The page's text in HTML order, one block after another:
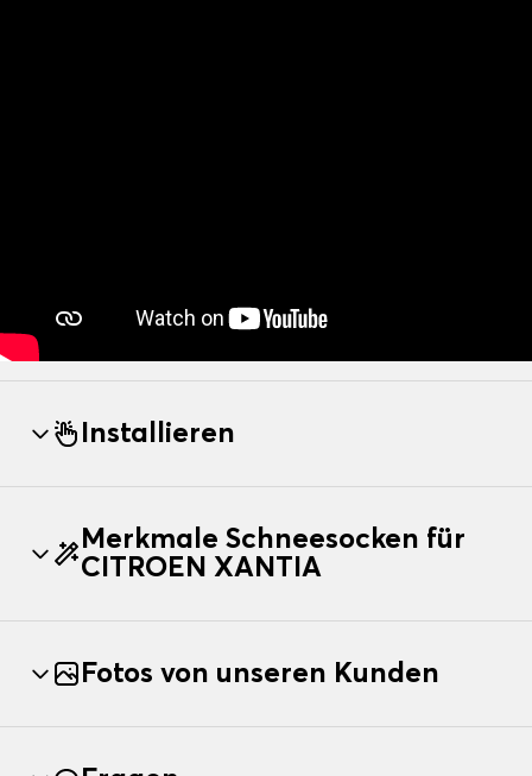
Installieren
Merkmale Schneesocken für
CITROEN XANTIA
Fotos von unseren Kunden